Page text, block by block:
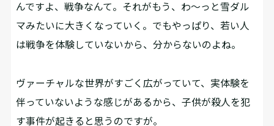
んですよ、戦争なんて。それがもう、わ～っと雪ダル
マみたいに大きくなっていく。でもやっぱり、若い人
は戦争を体験していないから、分からないのよね。
――ヴァーチャルな世界がすごく広がっていて、実体験を
伴っていないような感じがあるから、子供が殺人を犯
す事件が起きると思うのですが。